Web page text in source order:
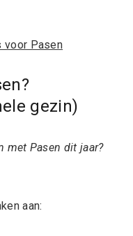
voor Pasen
gezin)
met Pasen dit jaar?
aan: